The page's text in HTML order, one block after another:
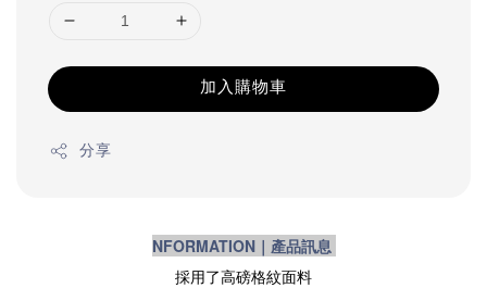
加入購物車
分享
NFORMATION｜產品訊息
採用了高磅格紋面料